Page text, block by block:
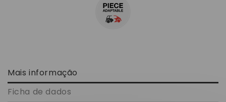
Mais informação
Ficha de dados